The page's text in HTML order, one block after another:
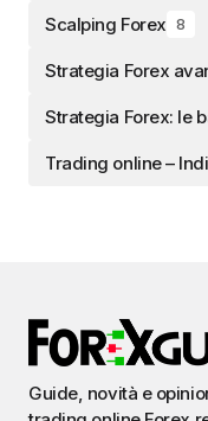
Scalping Forex 8
Strategia Forex
Strategia Forex: le
Trading online –
Guide, novità e